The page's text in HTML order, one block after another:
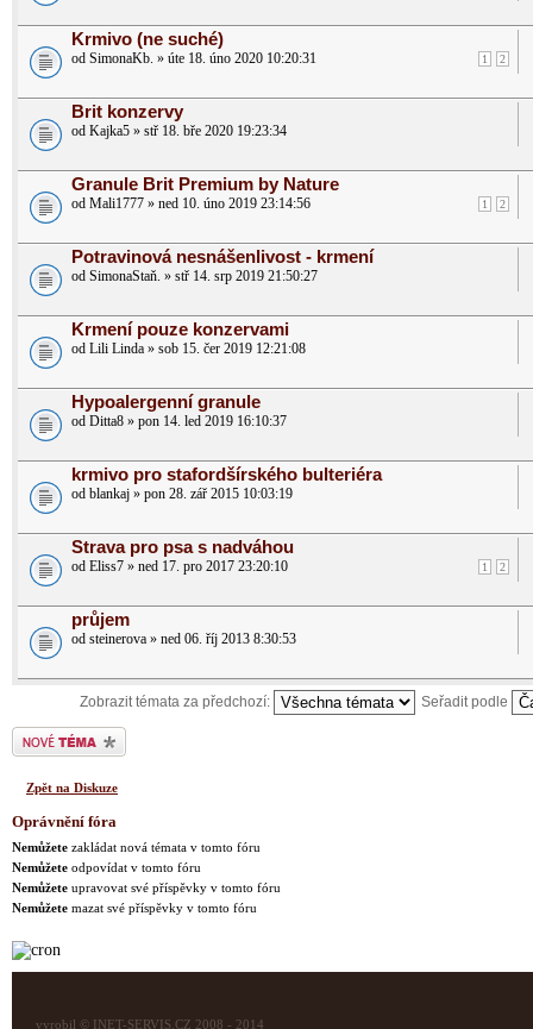
Krmivo (ne suché)
1 2
od SimonaKb. » úte 18. úno 2020 10:20:31
Brit konzervy
od Kajka5 » stř 18. bře 2020 19:23:34
Granule Brit Premium by Nature
1 2
od Mali1777 » ned 10. úno 2019 23:14:56
Potravinová nesnášenlivost - krmení
od SimonaStaň. » stř 14. srp 2019 21:50:27
Krmení pouze konzervami
od Lili Linda » sob 15. čer 2019 12:21:08
Hypoalergenní granule
od Ditta8 » pon 14. led 2019 16:10:37
krmivo pro stafordšírského bulteriéra
od blankaj » pon 28. zář 2015 10:03:19
Strava pro psa s nadváhou
1 2
od Eliss7 » ned 17. pro 2017 23:20:10
průjem
od steinerova » ned 06. říj 2013 8:30:53
Zobrazit témata za předchozí: Seřadit podle
Odeslat nové téma
Zpět na Diskuze
Oprávnění fóra
Nemůžete zakládat nová témata v tomto fóru
Nemůžete odpovídat v tomto fóru
Nemůžete upravovat své příspěvky v tomto fóru
Nemůžete mazat své příspěvky v tomto fóru
vyrobil © INET-SERVIS.CZ 2008 - 2014